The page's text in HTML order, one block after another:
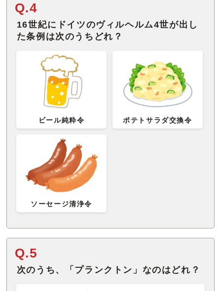
Q.4
16世紀にドイツのヴィルヘルム4世が出し
た条例は次のうちどれ？
ビール純粋令 ポテトサラダ交換令
ソーセージ清浄令
Q.5
次のうち、「プランクトン」なのはどれ？